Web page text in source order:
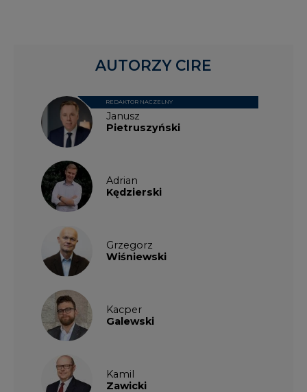
Janusz
Pietruszyński
REDAKTOR NACZELNY
Adrian
Kędzierski
Grzegorz
Wiśniewski
Kacper
Galewski
Kamil
Zawicki
AUTORZY CIRE